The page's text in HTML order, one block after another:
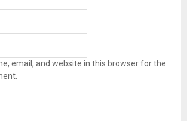
email, and website in this browser for the